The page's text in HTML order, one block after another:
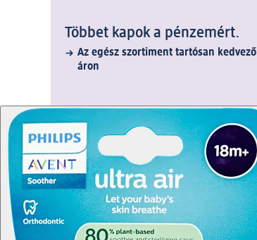
Többet kapok a pénzemért.
Az egész szortiment tartósan kedvező
áron